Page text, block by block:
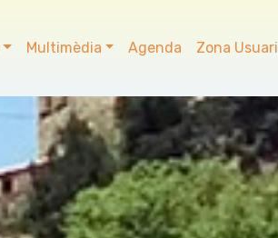
Multimèdia Agenda Zona Usuari